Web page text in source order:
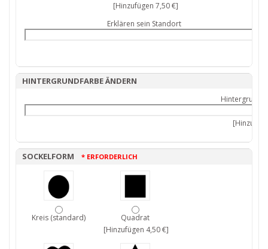
[Hinzufügen 7,50 €]
Erklären sein Standort
HINTERGRUNDFARBE ÄNDERN
SOCKELFORM * ERFORDERLICH
Kreis (standard)
Quadrat
[Hinzufügen 4,50 €]